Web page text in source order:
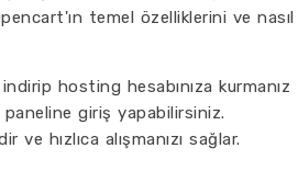
temel özelliklerini ve nasıl
hosting hesabınıza kurmanız
paneline giriş yapabilirsiniz.
hızlıca alışmanızı sağlar.